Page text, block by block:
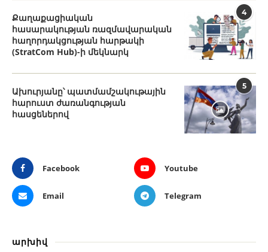
4
Քաղաքացիական
հասարակության ռազմավարական
հաղորդակցության հարթակի
(StratCom Hub)-ի մեկնարկ
5
Ախուրյանը՝ պատմամշակութային
հարուստ ժառանգության
հասցեներով
Facebook Youtube
Email Telegram
արխիվ